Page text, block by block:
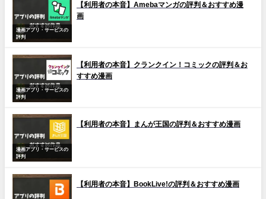
漫画アプリ・サービスの
評判
【利用者の本音】Amebaマンガの評判＆おすすめ漫
画
漫画アプリ・サービスの
評判
【利用者の本音】クランクイン！コミックの評判＆お
すすめ漫画
漫画アプリ・サービスの
評判
【利用者の本音】まんが王国の評判＆おすすめ漫画
【利用者の本音】BookLive!の評判＆おすすめ漫画